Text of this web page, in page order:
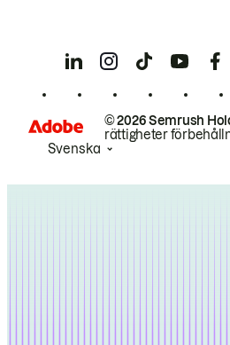
© 2026 Semrush
rättigheter
Svenska